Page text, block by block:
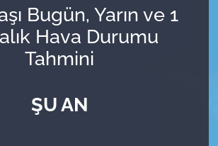
Bugün, Yarın ve 1
Hava Durumu
Tahmini
ŞU AN
Haberleri